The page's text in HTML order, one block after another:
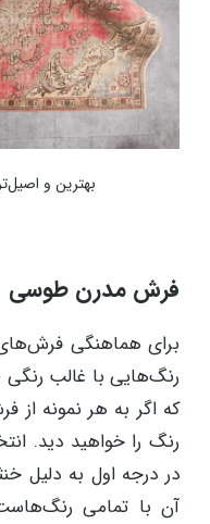
بهترین و
فرش مدرن طوسی
برای هماهنگی فرش‌های
رنگ‌هایی با غالب رنگی
که اگر به هر نمونه از
رنگ را خواهید دید.
در درجه اول به دلیل
آن با تمامی